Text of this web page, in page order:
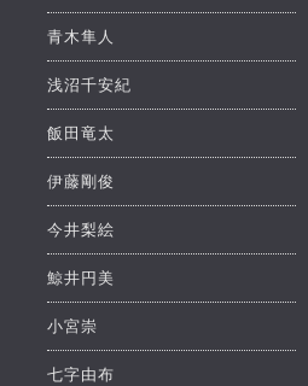
青木隼人
浅沼千安紀
飯田竜太
伊藤剛俊
今井梨絵
鯨井円美
小宮崇
七字由布